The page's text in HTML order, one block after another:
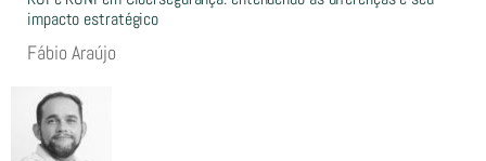
impacto estratégico
Fábio Araújo